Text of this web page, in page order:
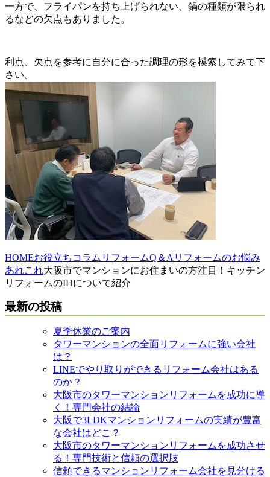
一方で、フライパンを持ち上げられない、鍋の種類が限られ
るなどの欠点もありました。
利点、欠点を参考に自分に合った調理の形を模索してみて下
さい。
HOMEお役立ちコラム リフォームQ＆A リフォームのお悩み
あれこれ大阪市でマンションにお住まいの方注目！キッチン
リフォームのIHについて紹介
最新の投稿
夏季休業のご案内
タワーマンションの全面リフォームに強い会社
は？
LINEでやり取りができるリフォーム会社はある
のか？
大阪市のタワーマンションリフォームを成功に導
く！専門会社の結論
大阪で3LDKマンションリフォームの実績が豊富
な会社はどこ？
大阪市のタワーマンションリフォームを成功させ
る！専門技術と信頼の選択肢
信頼できるマンションリフォーム会社を見分ける